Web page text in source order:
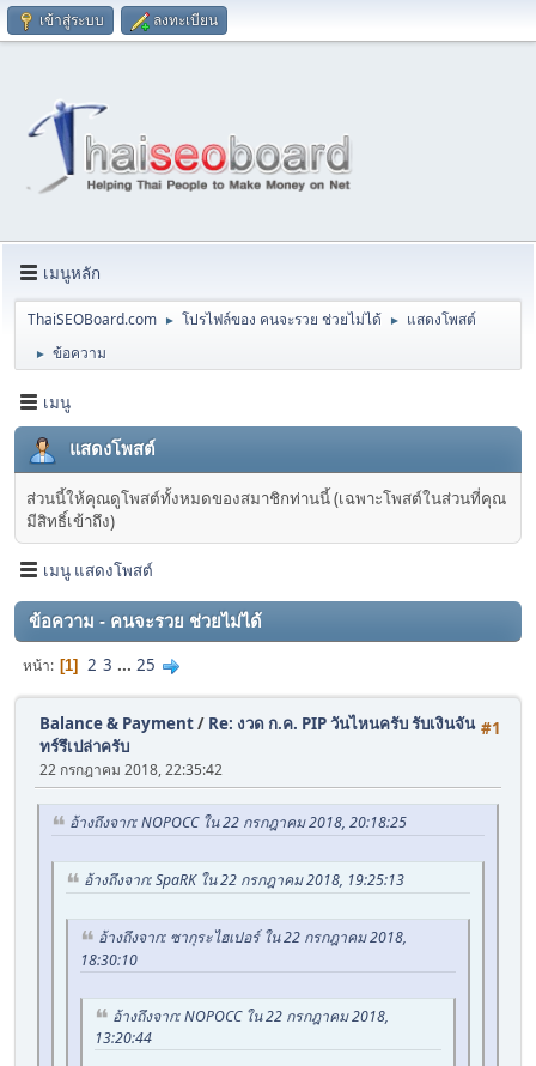
เข้าสู่ระบบ ลงทะเบียน
เมนูหลัก
ThaiSEOBoard.com ► โปรไฟล์ของ คนจะรวย ช่วยไม่ได้ ► แสดงโพสต์
► ข้อความ
เมนู
แสดงโพสต์
ส่วนนี้ให้คุณดูโพสต์ทั้งหมดของสมาชิกท่านนี้ (เฉพาะโพสต์ในส่วนที่คุณ
มีสิทธิ์เข้าถึง)
เมนู แสดงโพสต์
ข้อความ - คนจะรวย ช่วยไม่ได้
หน้า 1 2 3 ... 25
#1
Balance & Payment/ Re: งวด ก.ค. PIP วันไหนครับ รับเงินจัน
ทร์รึเปล่าครับ
22 กรกฎาคม 2018, 22:35:42
อ้างถึงจาก: NOPOCC ใน 22 กรกฎาคม 2018, 20:18:25
อ้างถึงจาก: SpaRK ใน 22 กรกฎาคม 2018, 19:25:13
อ้างถึงจาก: ซากุระไฮเปอร์ ใน 22 กรกฎาคม 2018,
18:30:10
อ้างถึงจาก: NOPOCC ใน 22 กรกฎาคม 2018,
13:20:44